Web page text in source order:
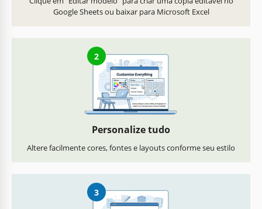
Google Sheets ou baixar para Microsoft Excel
2
Personalize tudo
Altere facilmente cores, fontes e layouts conforme seu estilo
3